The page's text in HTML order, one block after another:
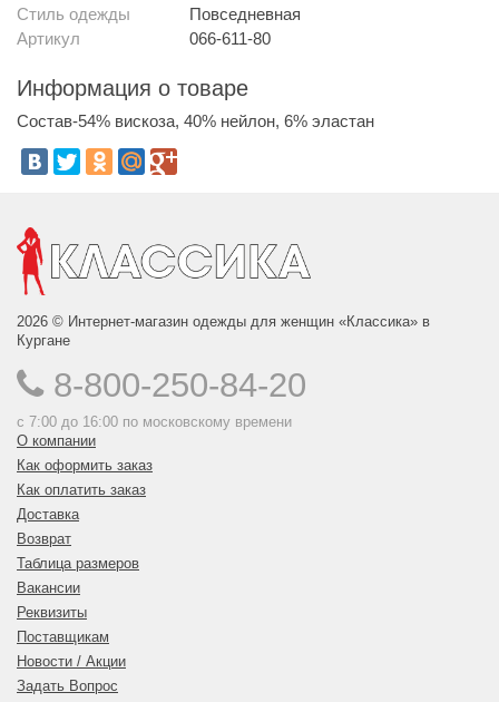
Стиль одежды
Повседневная
Артикул
066-611-80
Информация о товаре
Состав-54% вискоза, 40% нейлон, 6% эластан
2026 © Интернет-магазин одежды для женщин «Классика» в
Кургане
8-800-250-84-20
с 7:00 до 16:00 по московскому времени
О компании
Как оформить заказ
Как оплатить заказ
Доставка
Возврат
Таблица размеров
Вакансии
Реквизиты
Поставщикам
Новости / Акции
Задать Вопрос